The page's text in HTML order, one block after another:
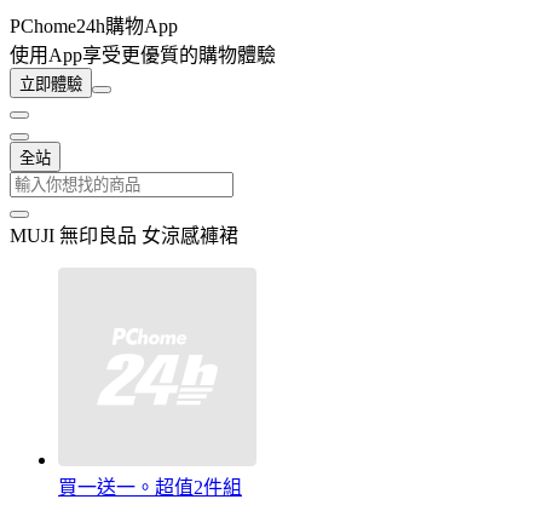
PChome24h購物App
使用App享受更優質的購物體驗
立即體驗
全站
MUJI 無印良品 女涼感褲裙
買一送一。超值2件組